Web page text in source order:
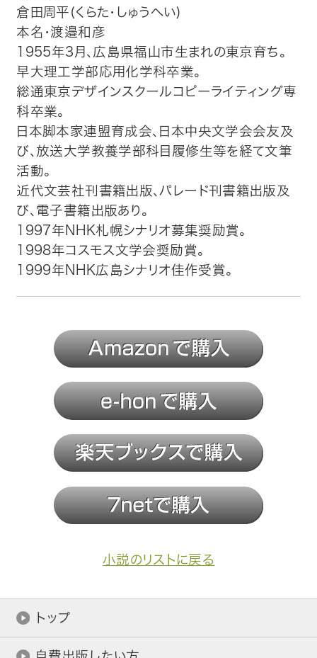
倉田周平(くらた・しゅうへい)
本名・渡邉和彦
1955年3月、広島県福山市生まれの東京育ち。
早大理工学部応用化学科卒業。
総通東京デザインスクールコピーライティング専
科卒業。
日本脚本家連盟育成会、日本中央文学会会友及
び、放送大学教養学部科目履修生等を経て文筆
活動。
近代文芸社刊書籍出版、パレード刊書籍出版及
び、電子書籍出版あり。
1997年NHK札幌シナリオ募集奨励賞。
1998年コスモス文学会奨励賞。
1999年NHK広島シナリオ佳作受賞。
小説のリストに戻る
トップ